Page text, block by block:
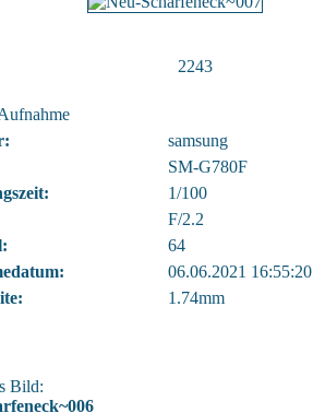
2243
samsung
SM-G780F
1/100
F/2.2
64
06.06.2021 16:55:20
1.74mm
Bild: